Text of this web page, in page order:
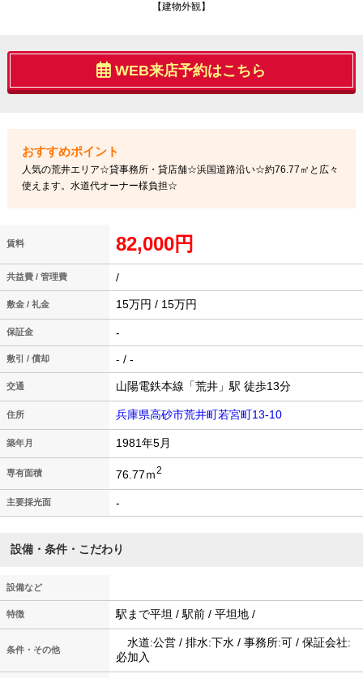
【建物外観】
WEB来店予約はこちら
人気の荒井エリア☆貸事務所・貸店舗☆浜国道路沿い☆約76.77㎡と広々
使えます。水道代オーナー様負担☆
賃料 82,000円
共益費 / 管理費 /
敷金 / 礼金 15万円 / 15万円
保証金 -
敷引 / 償却 - / -
交通 山陽電鉄本線「荒井」駅 徒歩13分
住所 兵庫県高砂市荒井町若宮町13-10
築年月 1981年5月
専有面積 76.77ｍ2
主要採光面 -
設備・条件・こだわり
設備など
特徴 駅まで平坦 / 駅前 / 平坦地 /
条件・その他
水道:公営 / 排水:下水 / 事務所:可 / 保証会社:
必加入